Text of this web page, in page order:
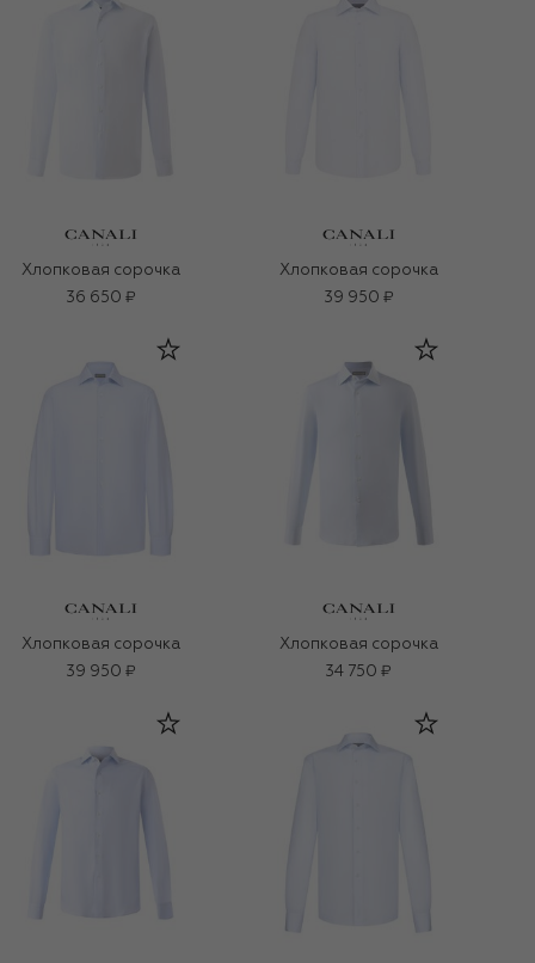
Хлопковая сорочка
36 650 ₽
Хлопковая сорочка
39 950 ₽
Хлопковая сорочка
39 950 ₽
Хлопковая сорочка
34 750 ₽